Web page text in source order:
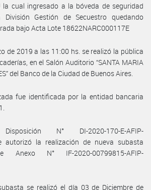
la cual ingresado a la bóveda de seguridad
Gestión de Secuestro quedando
bajo Acta Lote 18622NARC000117E
de 2019 a las 11:00 hs. se realizó la pública
en el Salón Auditorio “SANTA MARIA
del Banco de la Ciudad de Buenos Aires.
fue identificada por la entidad bancaria
N° DI-2020-170-E-AFIP-
autorizó la realización de nueva subasta
N° IF-2020-00799815-AFIP-
se realizó el día 03 de Diciembre de